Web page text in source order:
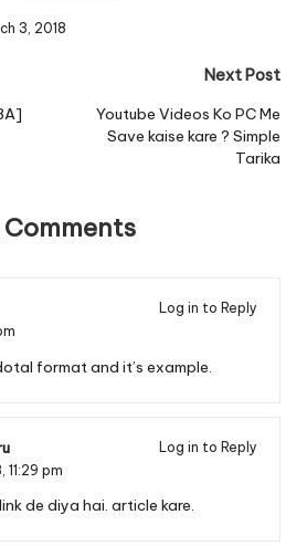
3, 2018
Next Post
Youtube Videos Ko PC Me
Save kaise kare ? Simple
Tarika
Comments
Log in to Reply
format and it’s example.
Log in to Reply
11:29 pm
de diya hai. article kare.